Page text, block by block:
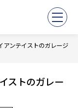
アンテイストのガレージ
ストのガレー